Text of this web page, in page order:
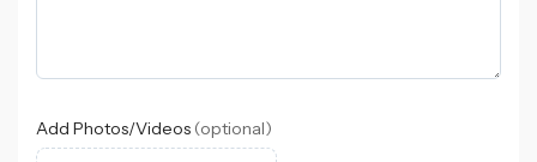
Add Photos/Videos (optional)